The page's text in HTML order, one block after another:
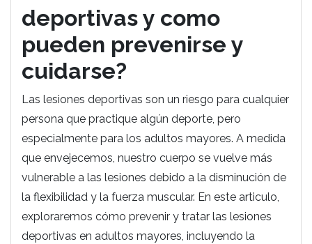
deportivas y como
pueden prevenirse y
cuidarse?
Las lesiones deportivas son un riesgo para cualquier
persona que practique algún deporte, pero
especialmente para los adultos mayores. A medida
que envejecemos, nuestro cuerpo se vuelve más
vulnerable a las lesiones debido a la disminución de
la flexibilidad y la fuerza muscular. En este articulo,
exploraremos cómo prevenir y tratar las lesiones
deportivas en adultos mayores, incluyendo la